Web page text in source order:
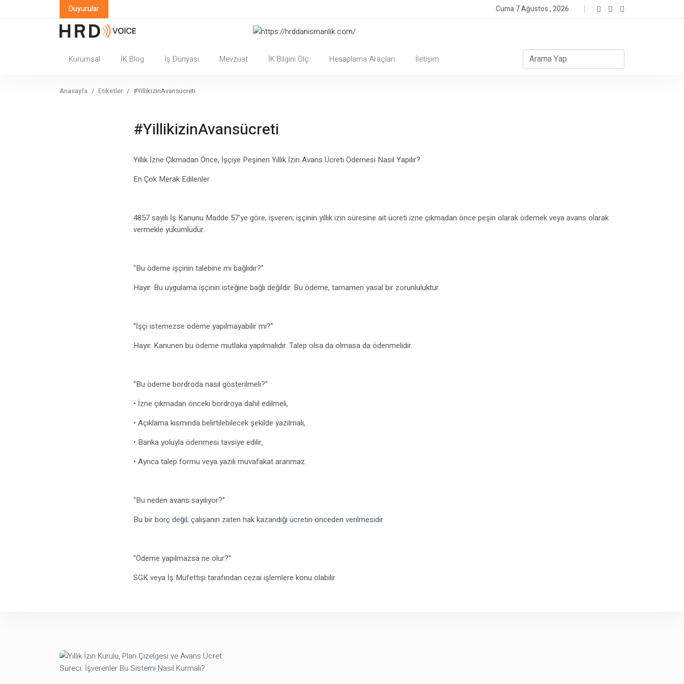
Duyurular Cuma 7 Ağustos , 2026
Kurumsal İK Blog İş Dünyası Mevzuat İK Bilgini Ölç Hesaplama Araçları İletişim
Anasayfa Etiketler #YillikizinAvansücreti
#YillikizinAvansücreti
Yıllık İzne Çıkmadan Önce, İşçiye Peşinen Yıllık İzin Avans Ücreti Ödemesi Nasıl Yapılır?
En Çok Merak Edilenler
4857 sayılı İş Kanunu Madde 57'ye göre, işveren; işçinin yıllık izin süresine ait ücreti izne çıkmadan önce peşin olarak ödemek veya avans olarak
vermekle yükümlüdür.
“Bu ödeme işçinin talebine mi bağlıdır?”
Hayır. Bu uygulama işçinin isteğine bağlı değildir. Bu ödeme, tamamen yasal bir zorunluluktur.
“İşçi istemezse ödeme yapılmayabilir mi?”
Hayır. Kanunen bu ödeme mutlaka yapılmalıdır. Talep olsa da olmasa da ödenmelidir.
“Bu ödeme bordroda nasıl gösterilmeli?”
• İzne çıkmadan önceki bordroya dahil edilmeli,
• Açıklama kısmında belirtilebilecek şekilde yazılmalı,
• Banka yoluyla ödenmesi tavsiye edilir,
• Ayrıca talep formu veya yazılı muvafakat aranmaz.
“Bu neden avans sayılıyor?”
Bu bir borç değil; çalışanın zaten hak kazandığı ücretin önceden verilmesidir.
“Ödeme yapılmazsa ne olur?”
SGK veya İş Müfettişi tarafından cezai işlemlere konu olabilir